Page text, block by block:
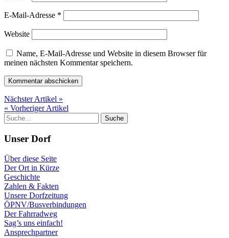
E-Mail-Adresse *
Website
Name, E-Mail-Adresse und Website in diesem Browser für
meinen nächsten Kommentar speichern.
Nächster Artikel »
« Vorheriger Artikel
Unser Dorf
Über diese Seite
Der Ort in Kürze
Geschichte
Zahlen & Fakten
Unsere Dorfzeitung
ÖPNV/Busverbindungen
Der Fahrradweg
Sag’s uns einfach!
Ansprechpartner